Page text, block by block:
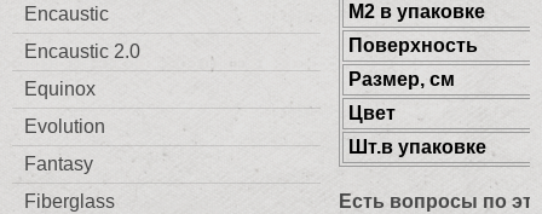
Encaustic
Encaustic 2.0
Equinox
Evolution
Fantasy
Fiberglass
М2 в упаковке
Поверхность
Размер, см
Цвет
Шт.в упаковке
Есть вопросы по